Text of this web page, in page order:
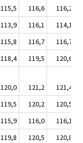
115,5 116,6
116,2
113,9 116,1
114,1
115,8 116,7
116,7
118,4 119,5
120,6
120,0 121,2
121,4
119,5 120,2
120,5
115,9 116,0
116,1
119,8 120,5
120,8